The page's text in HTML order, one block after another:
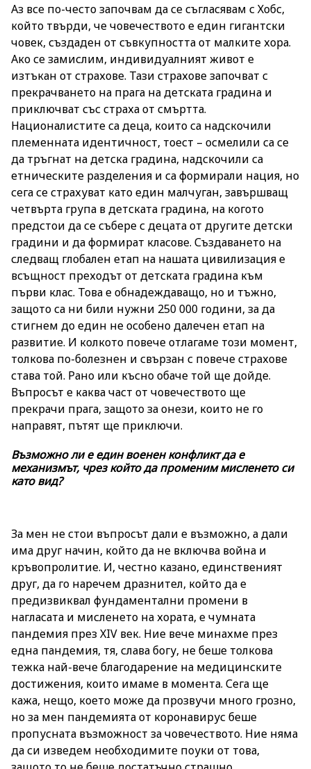
Аз все по-често започвам да се съгласявам с Хобс,
който твърди, че човечеството е един гигантски
човек, създаден от съвкупността от малките хора.
Ако се замислим, индивидуалният живот е
изтъкан от страхове. Тази страхове започват с
прекрачването на прага на детската градина и
приключват със страха от смъртта.
Националистите са деца, които са надскочили
племенната идентичност, тоест – осмелили са се
да тръгнат на детска градина, надскочили са
етническите разделения и са формирали нация, но
сега се страхуват като един малчуган, завършващ
четвърта група в детската градина, на когото
предстои да се събере с децата от другите детски
градини и да формират класове. Създаването на
следващ глобален етап на нашата цивилизация е
всъщност преходът от детската градина към
първи клас. Това е обнадеждаващо, но и тъжно,
защото са ни били нужни 250 000 години, за да
стигнем до един не особено далечен етап на
развитие. И колкото повече отлагаме този момент,
толкова по-болезнен и свързан с повече страхове
става той. Рано или късно обаче той ще дойде.
Въпросът е каква част от човечеството ще
прекрачи прага, защото за онези, които не го
направят, пътят ще приключи.
Възможно ли е един военен конфликт да е
механизмът, чрез който да променим мисленето си
като вид?
За мен не стои въпросът дали е възможно, а дали
има друг начин, който да не включва война и
кръвопролитие. И, честно казано, единственият
друг, да го наречем дразнител, който да е
предизвиквал фундаментални промени в
нагласата и мисленето на хората, е чумната
пандемия през XIV век. Ние вече минахме през
една пандемия, тя, слава богу, не беше толкова
тежка най-вече благодарение на медицинските
достижения, които имаме в момента. Сега ще
кажа, нещо, което може да прозвучи много грозно,
но за мен пандемията от коронавирус беше
пропусната възможност за човечеството. Ние няма
да си изведем необходимите поуки от това,